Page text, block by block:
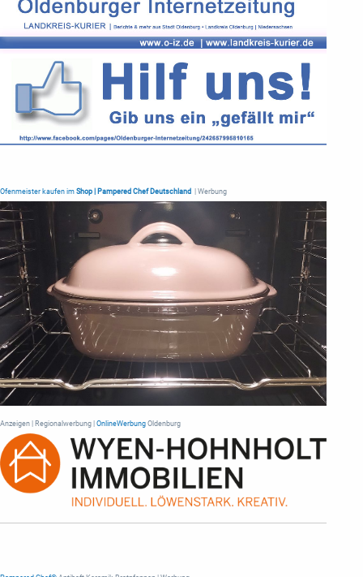
Ofenmeister kaufen im Shop | Pampered Chef Deutschland | Werbung
Anzeigen | Regionalwerbung | OnlineWerbung Oldenburg